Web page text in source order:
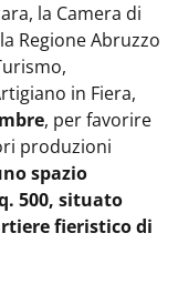
la Camera di
Regione Abruzzo
in Fiera,
, per favorire
produzioni
spazio
500, situato
fieristico di